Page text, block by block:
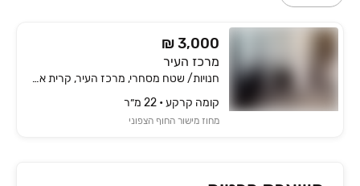
₪ 3,000
מרכז העיר
חנויות/ שטח מסחרי, מרכז העיר, קרית אתא
קומה ‎קרקע‏ • 22 מ״ר
מחוז מישור החוף הצפוני